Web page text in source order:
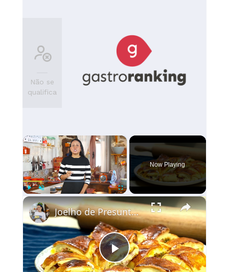
Não se
qualifica
×
Now Playing
×
Play
Joelho de Presunto e Queijo: Receita de Enroladinho Fofinho